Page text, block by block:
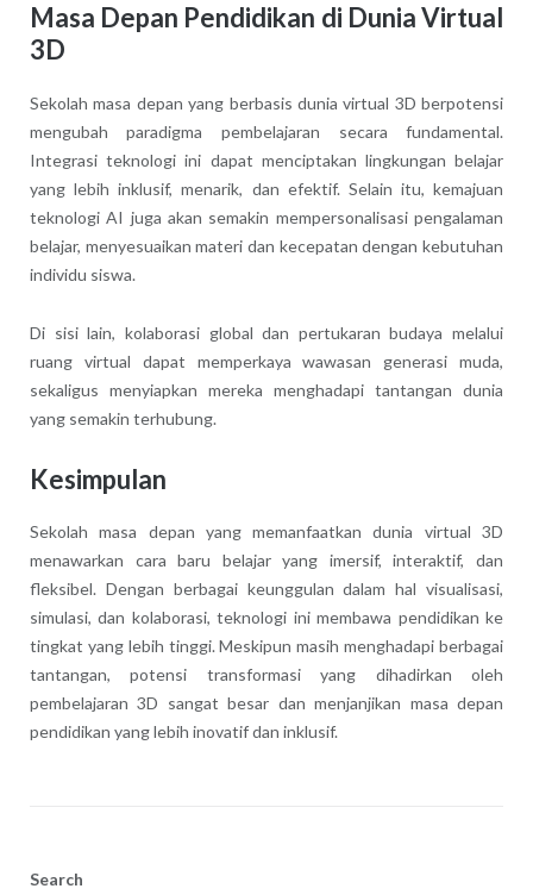
Masa Depan Pendidikan di Dunia Virtual
3D
Sekolah masa depan yang berbasis dunia virtual 3D berpotensi
mengubah paradigma pembelajaran secara fundamental.
Integrasi teknologi ini dapat menciptakan lingkungan belajar
yang lebih inklusif, menarik, dan efektif. Selain itu, kemajuan
teknologi AI juga akan semakin mempersonalisasi pengalaman
belajar, menyesuaikan materi dan kecepatan dengan kebutuhan
individu siswa.
Di sisi lain, kolaborasi global dan pertukaran budaya melalui
ruang virtual dapat memperkaya wawasan generasi muda,
sekaligus menyiapkan mereka menghadapi tantangan dunia
yang semakin terhubung.
Kesimpulan
Sekolah masa depan yang memanfaatkan dunia virtual 3D
menawarkan cara baru belajar yang imersif, interaktif, dan
fleksibel. Dengan berbagai keunggulan dalam hal visualisasi,
simulasi, dan kolaborasi, teknologi ini membawa pendidikan ke
tingkat yang lebih tinggi. Meskipun masih menghadapi berbagai
tantangan, potensi transformasi yang dihadirkan oleh
pembelajaran 3D sangat besar dan menjanjikan masa depan
pendidikan yang lebih inovatif dan inklusif.
Search